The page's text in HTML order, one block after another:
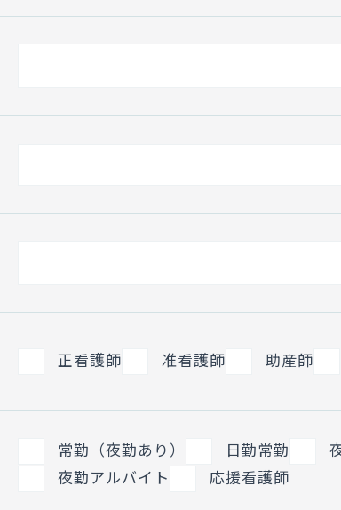
正看護師 准看護師 助産師
常勤（夜勤あり） 日勤常勤
夜勤アルバイト
応援看護師